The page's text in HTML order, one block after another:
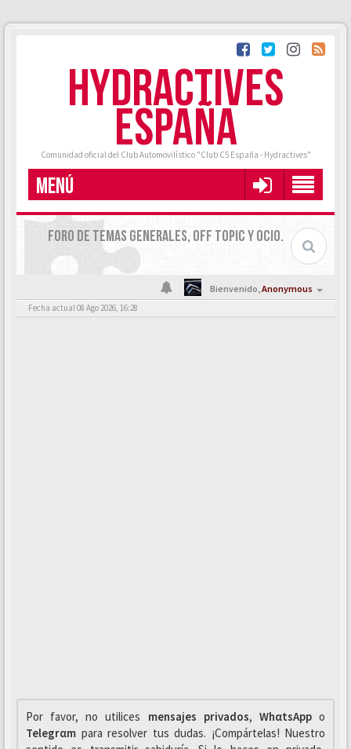
HYDRACTIVES
ESPAÑA
Comunidad oficial del Club Automovilístico "Club C5 España - Hydractives"
MENÚ
FORO DE TEMAS GENERALES, OFF TOPIC Y OCIO.
Bienvenido,Anonymous
Fecha actual 08 Ago 2026, 16:28
Por favor, no utilices mensajes privados, WhαtsAppo
Telegrαm para resolver tus dudas. ¡Compártelas! Nuestro